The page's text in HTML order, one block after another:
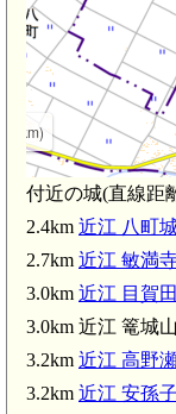
近江 安孫子南
付近の城(直線距
2.4km 近江 八町
2.7km 近江 敏満
3.0km 近江 目賀
3.0km 近江 篭城
3.2km 近江 高野
3.2km 近江 安孫